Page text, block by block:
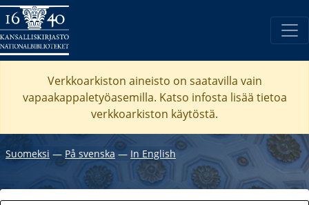
Verkkoarkiston aineisto on saatavilla vain
vapaakappaletyöasemilla. Katso infosta lisää tietoa
verkkoarkiston käytöstä.
Suomeksi ― På svenska― In English